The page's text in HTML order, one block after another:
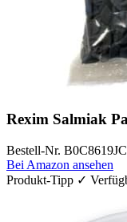
Rexim Salmiak
Bestell-Nr.
Bei Amazon ansehen
Produkt-Tipp ✓